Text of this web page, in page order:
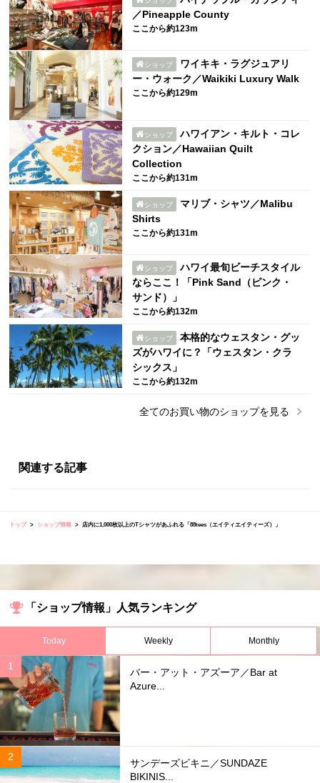
／Pineapple County
ここから約123m
ショップ
ワイキキ・ラグジュアリ
ー・ウォーク／Waikiki Luxury Walk
ここから約129m
ショップ
ハワイアン・キルト・コレ
クション／Hawaiian Quilt
Collection
ここから約131m
ショップ
マリブ・シャツ／Malibu
Shirts
ここから約131m
ショップ
ハワイ最旬ビーチスタイル
ならここ！「Pink Sand（ピンク・
サンド）」
ここから約132m
ショップ
本格的なウェスタン・グッ
ズがハワイに？「ウェスタン・クラ
シックス」
ここから約132m
全てのお買い物のショップを見る
関連する記事
トップ ショップ情報 店内に1,000枚以上のTシャツがあふれる「88tees（エイティエイティーズ）」
「ショップ情報」人気ランキング
Today Weekly Monthly
バー・アット・アズーア／Bar at
Azure...
サンデーズビキニ／SUNDAZE
BIKINIS...